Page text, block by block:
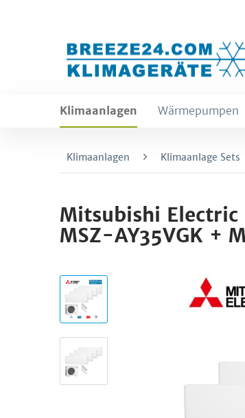
Klimaanlagen Wärmepumpen
Klimaanlagen Klimaanlage Sets
Mitsubishi Electric
MSZ-AY35VGK +